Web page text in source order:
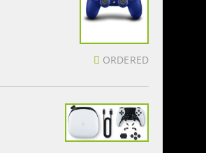
ORDERED